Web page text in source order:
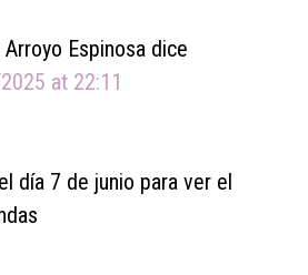
Arroyo Espinosa dice
at 22:11
día 7 de junio para ver el